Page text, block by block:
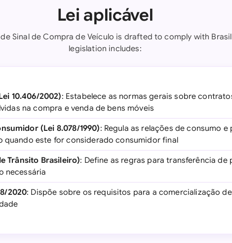
Lei aplicável
Sinal de Compra de Veículo is drafted to comply with Brasil
legislation includes:
10.406/2002): Estabelece as normas gerais sobre
na compra e venda de bens móveis
(Lei 8.078/1990): Regula as relações de consumo
quando este for considerado consumidor final
Trânsito Brasileiro): Define as regras para transferência de
necessária
2020: Dispõe sobre os requisitos para a comercialização